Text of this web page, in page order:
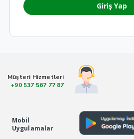
Giriş Yap
Müşteri Hizmetleri
+90 537 567 77 87
Mobil
Uygulamalar